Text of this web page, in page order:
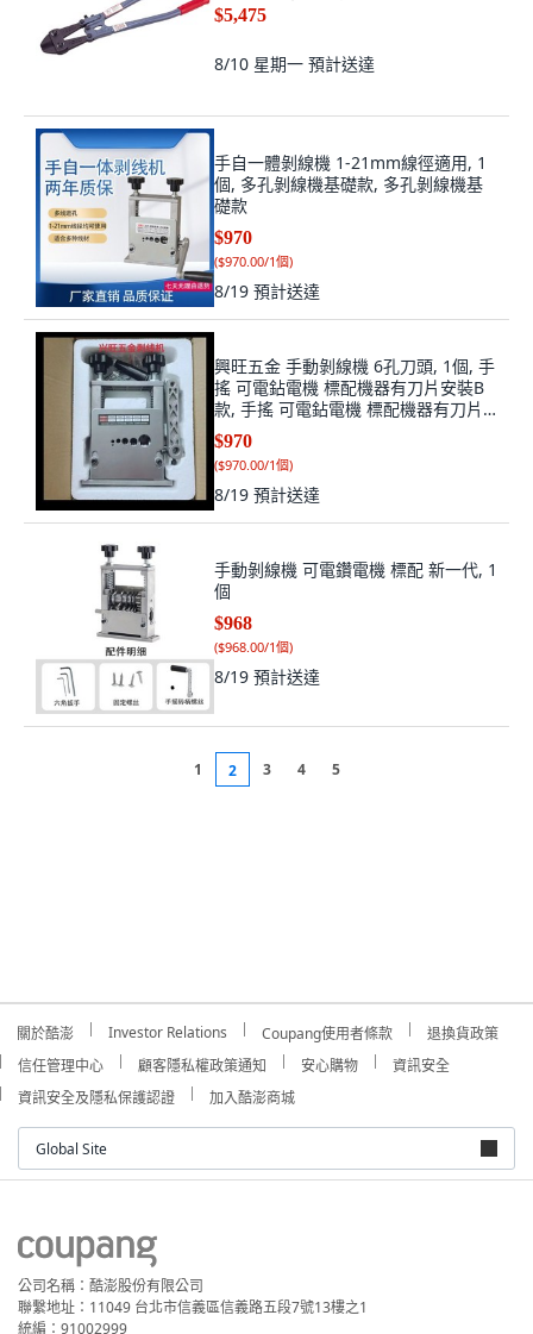
$5,475
8/10 星期一 預計送達
手自一體剝線機 1-21mm線徑適用, 1
個, 多孔剝線機基礎款, 多孔剝線機基
礎款
$970
($970.00/1個)
8/19 預計送達
興旺五金 手動剝線機 6孔刀頭, 1個, 手
搖 可電鉆電機 標配機器有刀片安裝B
款, 手搖 可電鉆電機 標配機器有刀片
$970
($970.00/1個)
8/19 預計送達
手動剝線機 可電鑽電機 標配 新一代, 1
個
$968
($968.00/1個)
8/19 預計送達
1 2 3 4 5
關於酷澎 Investor Relations Coupang使用者條款
退換貨政策
信任管理中心
顧客隱私權政策通知 安心購物
資訊安全
資訊安全及隱私保護認證
加入酷澎商城
Global Site
公司名稱：酷澎股份有限公司
聯繫地址：11049 台北市信義區信義路五段7號13樓之1
統編：91002999